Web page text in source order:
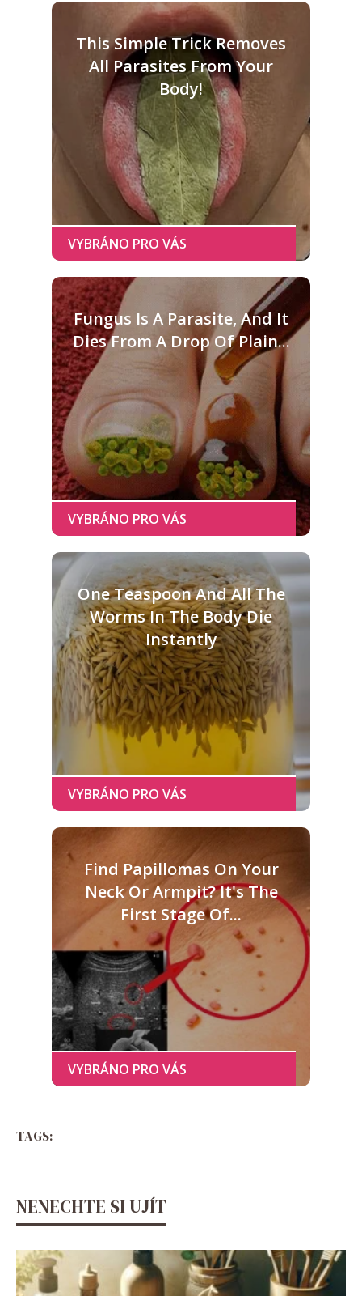
This Simple Trick Removes
All Parasites From Your
Body!
Fungus Is A Parasite, And It
Dies From A Drop Of Plain...
One Teaspoon And All The
Worms In The Body Die
Instantly
Find Papillomas On Your
Neck Or Armpit? It's The
First Stage Of...
TAGS:
NENECHTE SI UJÍT